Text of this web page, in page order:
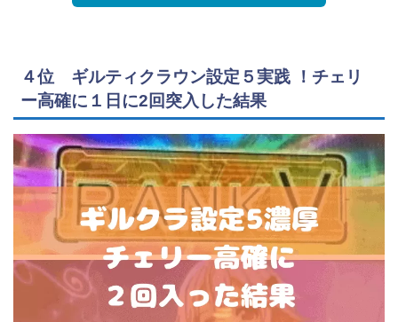
４位 ギルティクラウン設定５実践 ！チェリ
ー高確に１日に2回突入した結果